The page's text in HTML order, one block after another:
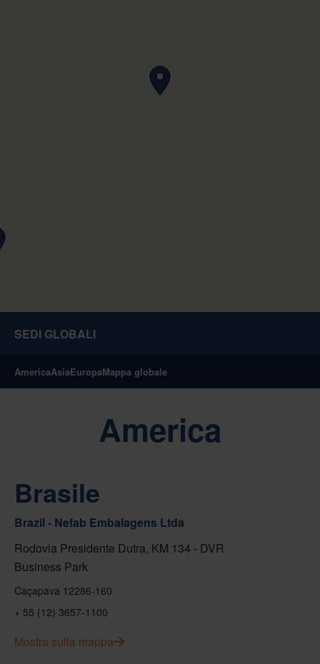
SEDI GLOBALI
AmericaAsiaEuropaMappa globale
America
Brasile
Brazil - Nefab Embalagens Ltda
Rodovia Presidente Dutra, KM 134 - DVR
Business Park
Caçapava 12286-160
+ 55 (12) 3657-1100
Mostra sulla mappa